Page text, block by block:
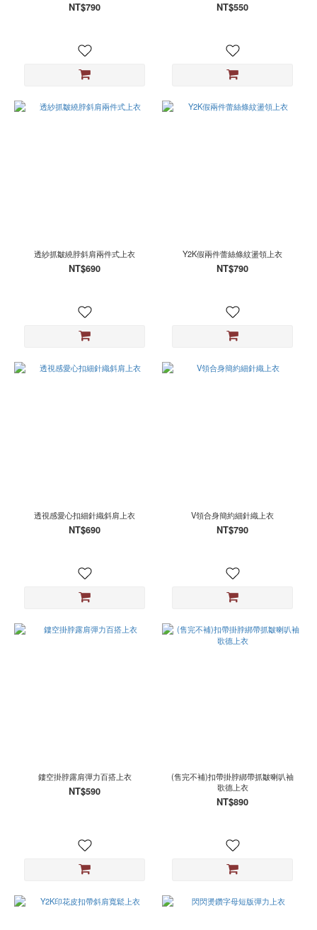
NT$790 NT$550
透紗抓皺繞脖斜肩兩件式上衣
NT$690
Y2K假兩件蕾絲條紋盪領上衣
NT$790
透視感愛心扣細針織斜肩上衣
NT$690
V領合身簡約細針織上衣
NT$790
鏤空掛脖露肩彈力百搭上衣
NT$590
(售完不補)扣帶掛脖綁帶抓皺喇叭袖
歌德上衣
NT$890